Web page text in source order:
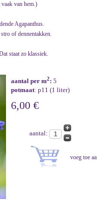
van hem.)
Agapanthus.
of dennentakken.
staat zo klassiek.
aantal per m2: 5
potmaat: p11 (1 liter)
6,00 €
aantal: